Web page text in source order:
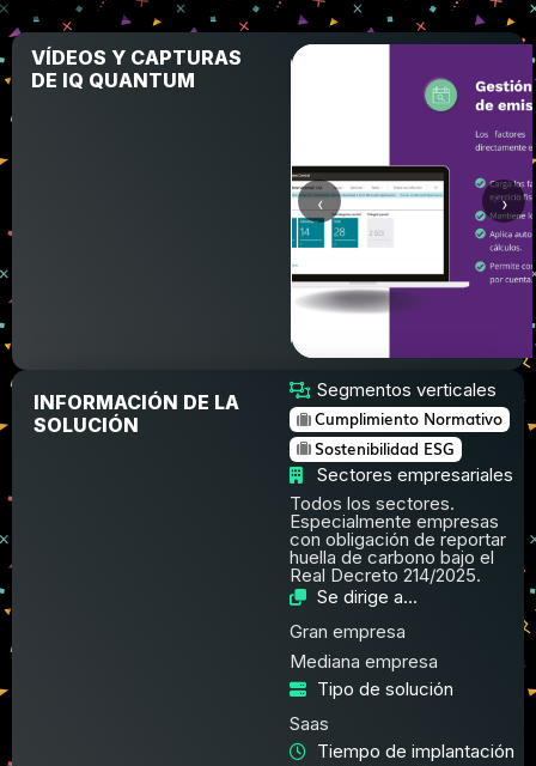
VÍDEOS Y CAPTURAS
DE IQ QUANTUM
‹ ›
INFORMACIÓN DE LA
SOLUCIÓN
Segmentos verticales
Cumplimiento Normativo
Sostenibilidad ESG
Sectores empresariales
Todos los sectores.
Especialmente empresas
con obligación de reportar
huella de carbono bajo el
Real Decreto 214/2025.
Se dirige a...
Gran empresa
Mediana empresa
Tipo de solución
Saas
Tiempo de implantación